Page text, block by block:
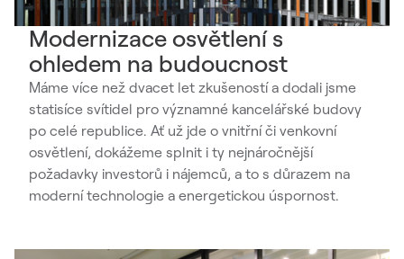
Modernizace osvětlení s
ohledem na budoucnost
Máme více než dvacet let zkušeností a dodali jsme
statisíce svítidel pro významné kancelářské budovy
po celé republice. Ať už jde o vnitřní či venkovní
osvětlení, dokážeme splnit i ty nejnáročnější
požadavky investorů i nájemců, a to s důrazem na
moderní technologie a energetickou úspornost.